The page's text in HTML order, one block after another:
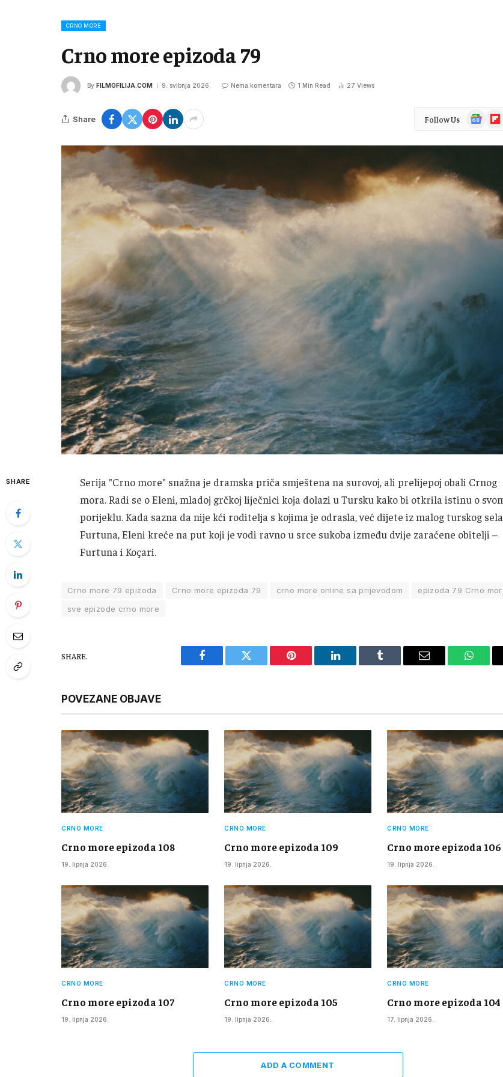
CRNO MORE
Crno more epizoda 79
By FILMOFILIJA.COM 9. svibnja 2026. Nema komentara 1 Min Read 27 Views
Share Follow Us
Google
News
SHARE
Serija "Crno more" snažna je dramska priča smještena na surovoj, ali prelijepoj obali Crnog
mora. Radi se o Eleni, mladoj grčkoj liječnici koja dolazi u Tursku kako bi otkrila istinu o
porijeklu. Kada sazna da nije kći roditelja s kojima je odrasla, već dijete iz malog turskog sela
Furtuna, Eleni kreće na put koji je vodi ravno u srce sukoba između dvije zaraćene obitelji –
Furtuna i Koçari.
Crno more 79 epizoda Crno more epizoda 79 crno more online sa prijevodom
epizoda 79 Crno
sve epizode crno more
SHARE.
Facebook Twitter Pinterest LinkedIn Tumblr Email
POVEZANE OBJAVE
CRNO MORE
Crno more epizoda 108
19. lipnja 2026.
CRNO MORE
Crno more epizoda 109
19. lipnja 2026.
CRNO MORE
Crno more epizoda 106
19. lipnja 2026.
CRNO MORE
Crno more epizoda 107
19. lipnja 2026.
CRNO MORE
Crno more epizoda 105
19. lipnja 2026.
CRNO MORE
Crno more epizoda 104
17. lipnja 2026.
ADD A COMMENT